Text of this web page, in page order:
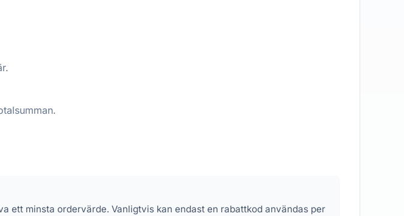
ett minsta ordervärde. Vanligtvis kan endast en rabattkod användas per